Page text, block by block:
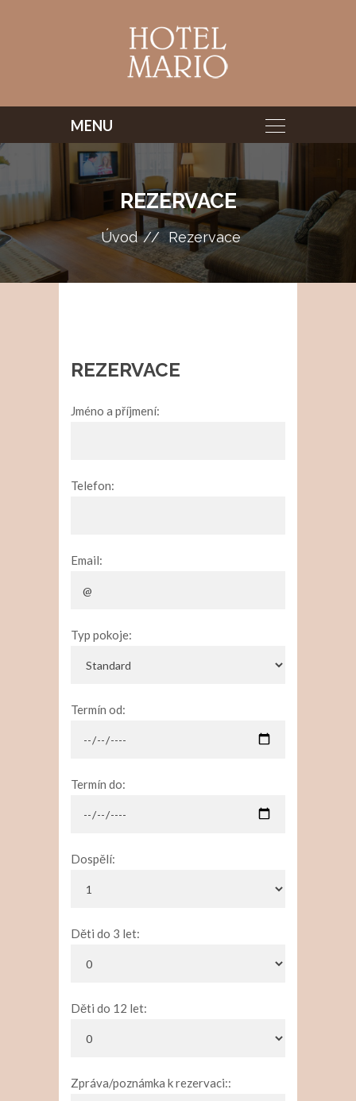
REZERVACE
Úvod Rezervace
REZERVACE
Jméno a příjmení:
Telefon:
Email:
Typ pokoje:
Termín od:
Termín do:
Dospělí:
Děti do 3 let:
Děti do 12 let:
Zpráva/poznámka k rezervaci::